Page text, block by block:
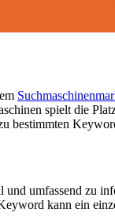
spielt die
bestimmten
umfassend zu
kann ein